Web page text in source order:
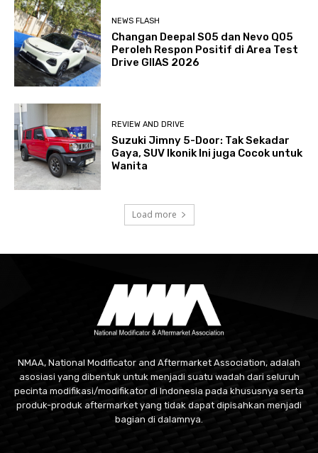
NEWS FLASH
Changan Deepal S05 dan Nevo Q05
Peroleh Respon Positif di Area Test
Drive GIIAS 2026
REVIEW AND DRIVE
Suzuki Jimny 5-Door: Tak Sekadar
Gaya, SUV Ikonik Ini juga Cocok untuk
Wanita
Load more
NMAA, National Modificator and Aftermarket Association, adalah
asosiasi yang dibentuk untuk menjadi suatu wadah dari seluruh
pecinta modifikasi/modifikator di Indonesia pada khususnya serta
produk-produk aftermarket yang tidak dapat dipisahkan menjadi
bagian di dalamnya.